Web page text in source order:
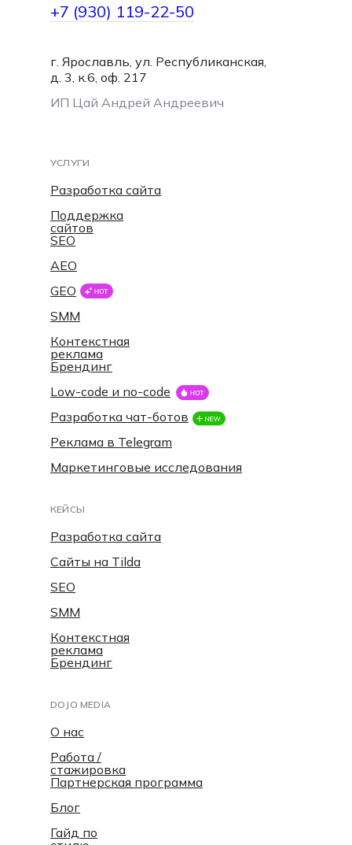
hello@dojo-media.com
г. Ярославль, ул. Республиканская,
д. 3, к.6, оф. 217
+7 (930) 119-22-50
Разработка сайта
Поддержка
сайтов
GEO
AEO
SEO
УСЛУГИ
ИП Цай Андрей Андреевич
Разработка сайта
О нас
Сайты на Tilda
Работа /
стажировка
SEO
Партнерская программа
SMM
SMM
Блог
Контекстная
реклама
Контекстная
реклама
Гайд по
Брендинг
Брендинг
КЕЙСЫ
DOJO MEDIA
Low-code и no-code
Разработка чат-ботов
Реклама в Telegram
Маркетинговые исследования